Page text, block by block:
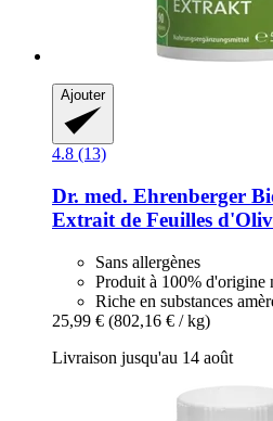
Ajouter
4.8 (13)
Dr. med. Ehrenberger
Extrait de Feuilles
Sans allergènes
Produit à 100% d'origine
Riche en substances
25,99 € (802,16 € / kg)
Livraison jusqu'au 14 août